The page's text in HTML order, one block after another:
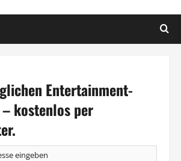
Entertainment-
kostenlos per